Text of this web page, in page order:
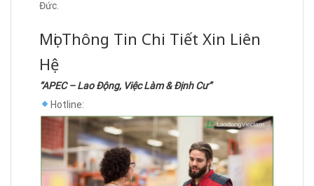
Đức.
Mọi Thông Tin Chi Tiết Xin Liên
Hệ
“APEC – Lao Động, Việc Làm & Định Cư”
Hotline: